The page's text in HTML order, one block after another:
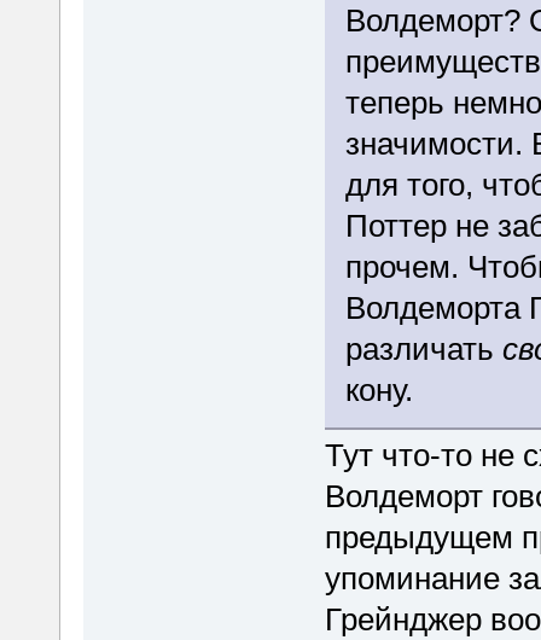
Волдеморт?
теперь
значимости.
для того,
Поттер не
прочем.
Волдеморта
различать
кону.
Тут что-то не
Волдеморт
предыдущем
упоминание
Грейнджер